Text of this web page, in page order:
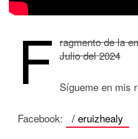
F ragmento de la
Julio del 2024
Sígueme en mis
Facebook: / eruizhealy